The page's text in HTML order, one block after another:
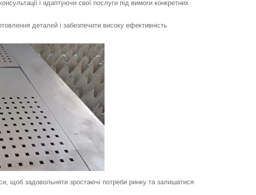
і адаптуючи свої послуги під вимоги конкретних
деталей і забезпечити високу ефективність
щоб задовольняти зростаючі потреби ринку та залишатися